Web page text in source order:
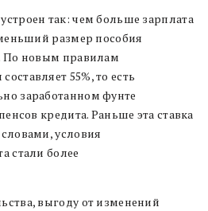
так: чем больше зарплата
размер пособия
По новым правилам
55%, то есть
заработанном фунте
кредита. Раньше эта ставка
условия
стали более
выгоду от изменений